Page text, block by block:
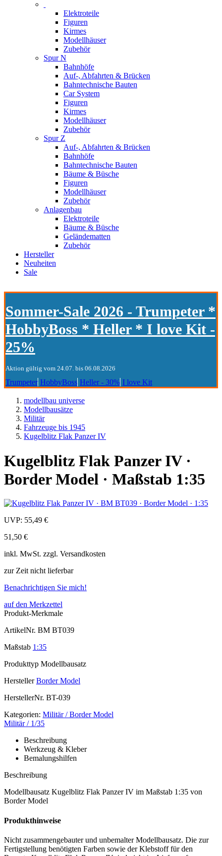
Elektroteile
Figuren
Kirmes
Modellhäuser
Zubehör
Spur N
Bahnhöfe
Auf-, Abfahrten & Brücken
Bahntechnische Bauten
Car System
Figuren
Kirmes
Modellhäuser
Zubehör
Spur Z
Auf-, Abfahrten & Brücken
Bahnhöfe
Bahntechnische Bauten
Bäume & Büsche
Figuren
Modellhäuser
Zubehör
Anlagenbau
Elektroteile
Bäume & Büsche
Geländematten
Zubehör
Hersteller
Neuheiten
Sale
Sommer-Sale 2026 - Trumpeter *
HobbyBoss * Heller * I love Kit -
25%
Aktion gültig vom 24.07. bis 06.08.2026
Trumpeter HobbyBoss Heller - 30% I love Kit
modellbau universe
Modellbausätze
Militär
Fahrzeuge bis 1945
Kugelblitz Flak Panzer IV
Kugelblitz Flak Panzer IV ·
Border Model · Maßstab 1:35
UVP: 55,49 €
51,50 €
inkl. MwSt. zzgl. Versandkosten
zur Zeit nicht lieferbar
Benachrichtigen Sie mich!
auf den Merkzettel
Produkt-Merkmale
ArtikelNr. BM BT039
Maßstab 1:35
Produkttyp Modellbausatz
Hersteller Border Model
HerstellerNr. BT-039
Kategorien: Militär / Border Model
Militär / 1/35
Beschreibung
Werkzeug & Kleber
Bemalungshilfen
Beschreibung
Modellbausatz Kugelblitz Flak Panzer IV im Maßstab 1:35 von
Border Model
Produkthinweise
Nicht zusammengebauter und unbemalter Modellbausatz. Die zur
Fertigstellung benötigten Farben sowie der Klebstoff für den